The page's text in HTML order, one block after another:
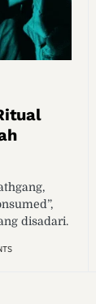
disadari.